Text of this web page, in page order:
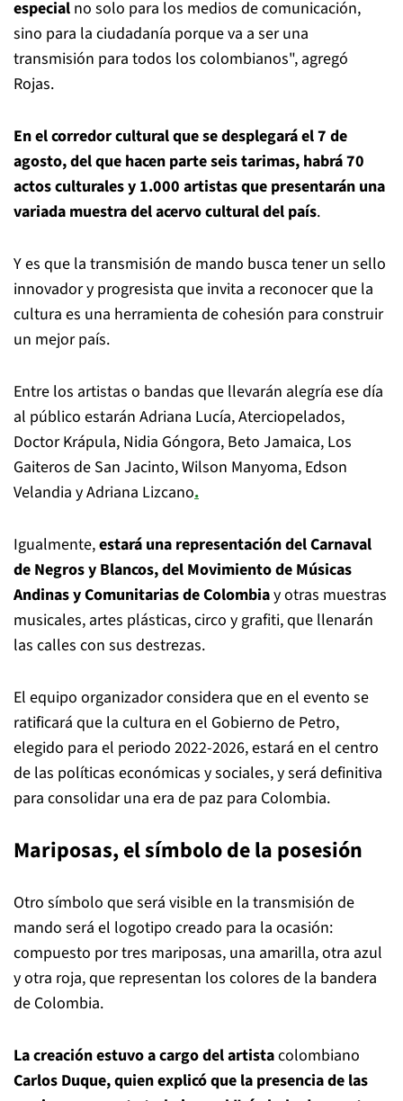
especial no solo para los medios de comunicación,
sino para la ciudadanía porque va a ser una
transmisión para todos los colombianos", agregó
Rojas.
En el corredor cultural que se desplegará el 7 de
agosto, del que hacen parte seis tarimas, habrá 70
actos culturales y 1.000 artistas que presentarán una
variada muestra del acervo cultural del país.
Y es que la transmisión de mando busca tener un sello
innovador y progresista que invita a reconocer que la
cultura es una herramienta de cohesión para construir
un mejor país.
Entre los artistas o bandas que llevarán alegría ese día
al público estarán Adriana Lucía, Aterciopelados,
Doctor Krápula, Nidia Góngora, Beto Jamaica, Los
Gaiteros de San Jacinto, Wilson Manyoma, Edson
Velandia y Adriana Lizcano.
Igualmente,estará una representación del Carnaval
de Negros y Blancos, del Movimiento de Músicas
Andinas y Comunitarias de Colombiay otras muestras
musicales, artes plásticas, circo y grafiti, que llenarán
las calles con sus destrezas.
El equipo organizador considera que en el evento se
ratificará que la cultura en el Gobierno de Petro,
elegido para el periodo 2022-2026, estará en el centro
de las políticas económicas y sociales, y será definitiva
para consolidar una era de paz para Colombia.
Mariposas, el símbolo de la posesión
Otro símbolo que será visible en la transmisión de
mando será el logotipo creado para la ocasión:
compuesto por tres mariposas, una amarilla, otra azul
y otra roja, que representan los colores de la bandera
de Colombia.
La creación estuvo a cargo del artistacolombiano
Carlos Duque, quien explicó que la presencia de las